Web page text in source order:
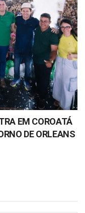
EM COROATÁ
DE ORLEANS